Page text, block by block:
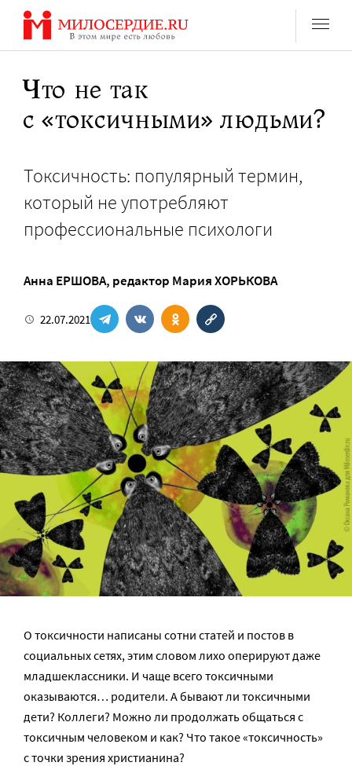
Перейти
содержанию
Что не так
с «токсичными» людьми?
Токсичность: популярный термин,
который не употребляют
профессиональные психологи
Анна ЕРШОВА, редактор Мария ХОРЬКОВА
22.07.2021
О токсичности написаны сотни статей и постов в
социальных сетях, этим словом лихо оперируют даже
младшеклассники. И чаще всего токсичными
оказываются… родители. А бывают ли токсичными
дети? Коллеги? Можно ли продолжать общаться с
токсичным человеком и как? Что такое «токсичность»
с точки зрения христианина?